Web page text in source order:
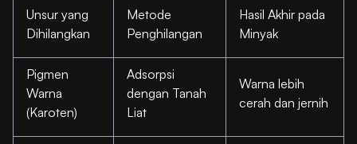
Unsur yang
Dihilangkan
Metode
Penghilangan
Hasil Akhir pada
Minyak
Pigmen
Warna
(Karoten)
Adsorpsi
dengan Tanah
Liat
Warna lebih
cerah dan jernih